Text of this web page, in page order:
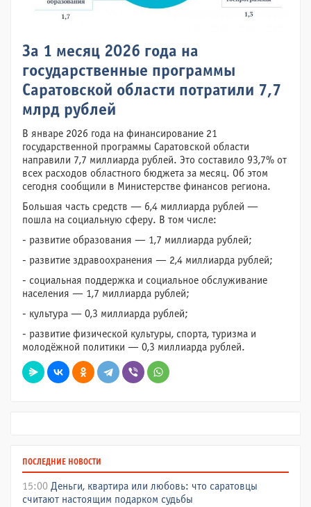
За 1 месяц 2026 года на
государственные программы
Саратовской области потратили 7,7
млрд рублей
В январе 2026 года на финансирование 21
государственной программы Саратовской области
направили 7,7 миллиарда рублей. Это составило 93,7% от
всех расходов областного бюджета за месяц. Об этом
сегодня сообщили в Министерстве финансов региона.
Большая часть средств — 6,4 миллиарда рублей —
пошла на социальную сферу. В том числе:
- развитие образования — 1,7 миллиарда рублей;
- развитие здравоохранения — 2,4 миллиарда рублей;
- социальная поддержка и социальное обслуживание
населения — 1,7 миллиарда рублей;
- культура — 0,3 миллиарда рублей;
- развитие физической культуры, спорта, туризма и
молодёжной политики — 0,3 миллиарда рублей.
ПОСЛЕДНИЕ НОВОСТИ
15:00 Деньги, квартира или любовь: что саратовцы
считают настоящим подарком судьбы